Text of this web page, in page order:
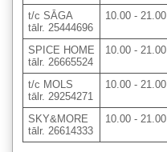
t/c SĀGA
tālr. 25444696
10.00 - 21.00
SPICE HOME
tālr. 26665524
10.00 - 21.00
t/c MOLS
tālr. 29254271
10.00 - 21.00
SKY&MORE
tālr. 26614333
10.00 - 21.00